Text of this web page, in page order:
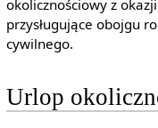
okolicznościowy z
przysługujące obojgu
cywilnego.
Urlop